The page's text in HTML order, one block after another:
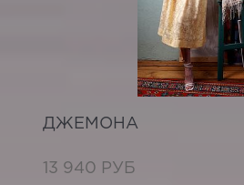
ДЖЕМОНА
13 940 РУБ